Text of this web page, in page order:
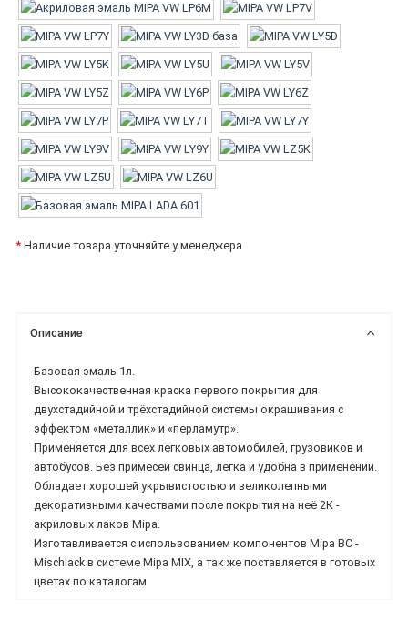
* Наличие товара уточняйте у менеджера
Описание
Базовая эмаль 1л.
Высококачественная краска первого покрытия для
двухстадийной и трёхстадийной системы окрашивания с
эффектом «металлик» и «перламутр».
Применяется для всех легковых автомобилей, грузовиков и
автобусов. Без примесей свинца, легка и удобна в применении.
Обладает хорошей укрывистостью и великолепными
декоративными качествами после покрытия на неё 2К -
акриловых лаков Mipa.
Изготавливается с использованием компонентов Mipa BC -
Mischlack в системе Mipa MIX, а так же поставляется в готовых
цветах по каталогам